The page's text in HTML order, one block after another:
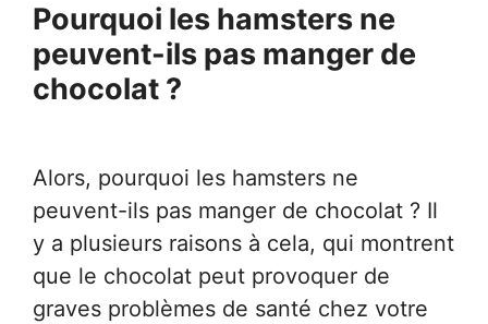
Pourquoi les hamsters ne
peuvent-ils pas manger de
chocolat ?
Alors, pourquoi les hamsters ne
peuvent-ils pas manger de chocolat ? Il
y a plusieurs raisons à cela, qui montrent
que le chocolat peut provoquer de
graves problèmes de santé chez votre